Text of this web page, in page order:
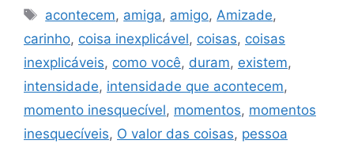
Tags
acontecem, amiga, amigo, Amizade,
carinho, coisa inexplicável, coisas, coisas
inexplicáveis, como você, duram, existem,
intensidade, intensidade que acontecem,
momento inesquecível, momentos, momentos
inesquecíveis, O valor das coisas, pessoa